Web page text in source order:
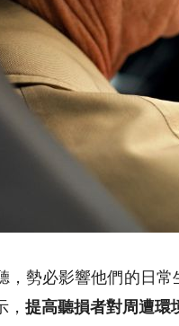
勢必影響他們的日
，提高聽損者對周遭環